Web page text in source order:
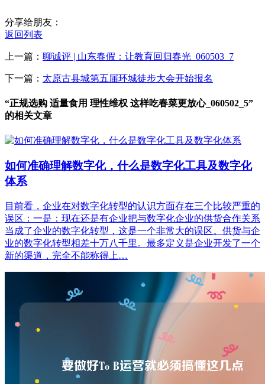
分享给朋友：
返回列表
上一篇： 聊诚评 | 山东春假：让教育回归春光_060503_7
下一篇： 太原古县城第五届环城徒步大会开始报名
“正规选购 适量食用 理性维权 这样吃春菜更放心_060502_5”
的相关文章
如何准确理解数字化，什么是数字化工具及数字化
体系
目前看，企业在对数字化转型的认识方面存在三个比较严重的
误区：一是：现在还是有企业把与数字化企业的供货合作关系
当成了企业的数字化转型，这是一个非常大的误区。供货与企
业的数字化转型相差十万八千里。最多定义是企业开发了一个
新的渠道，完全不能称得上…